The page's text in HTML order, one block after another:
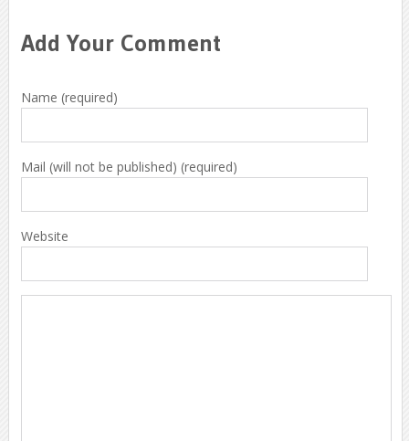
Add Your Comment
Name (required)
Mail (will not be published) (required)
Website